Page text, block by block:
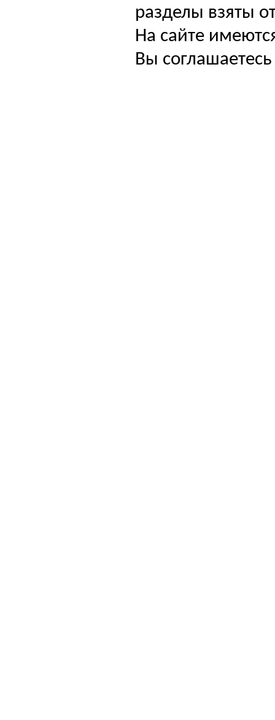
разделы взяты
На сайте
Вы